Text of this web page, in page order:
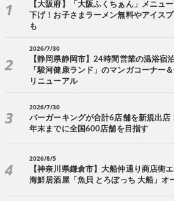
【大阪府】「大阪ふくちぁん」メニュ
下げ！お子さまラーメン無料やアイス
も
2026/7/30
【静岡県静岡市】24時間営業の温浴宿
「駿河健康ランド」のマンガコーナー
リニューアル
2026/7/30
バーガーキングが合計6店舗を新規出店
年末までに全国600店舗を目指す
2026/8/5
【神奈川県鎌倉市】大船仲通り商店街エ
海鮮居酒屋「魚貝 とろぼっち 大船」オ